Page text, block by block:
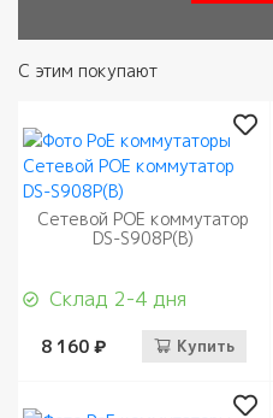
С этим покупают
Сетевой РОЕ коммутатор
DS-S908P(B)
Склад 2-4 дня
8 160 ₽ Купить